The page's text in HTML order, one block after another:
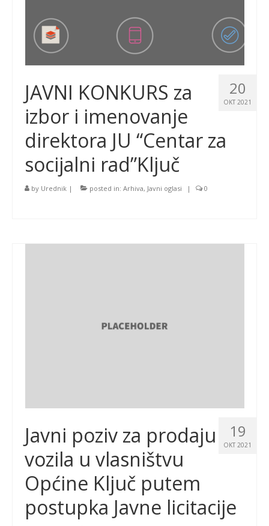
20
OKT 2021
JAVNI KONKURS za
izbor i imenovanje
direktora JU “Centar za
socijalni rad”Ključ
by Urednik | posted in: Arhiva, Javni oglasi | 0
19
OKT 2021
Javni poziv za prodaju
vozila u vlasništvu
Općine Ključ putem
postupka Javne licitacije